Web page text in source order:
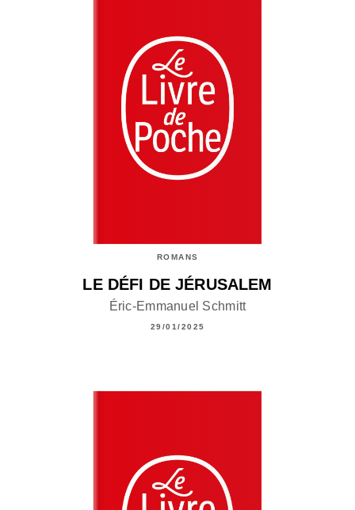
ROMANS
LE DÉFI DE JÉRUSALEM
Éric-Emmanuel Schmitt
29/01/2025